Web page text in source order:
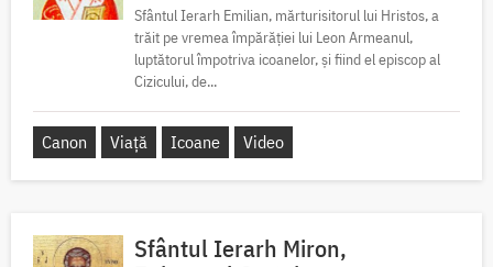
Sfântul Ierarh Emilian, mărturisitorul lui Hristos, a
trăit pe vremea împărăției lui Leon Armeanul,
luptătorul împotriva icoanelor, și fiind el episcop al
Cizicului, de...
Canon Viață Icoane Video
Sfântul Ierarh Miron,